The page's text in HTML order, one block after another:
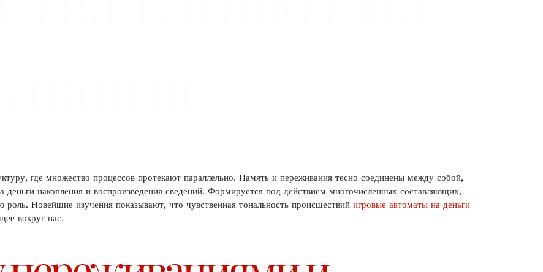
где множество процессов протекают параллельно. Память и переживания тесно соединены между собой,
деньги накопления и воспроизведения сведений. Формируется под действием многочисленных составляющих,
Новейшие изучения показывают, что чувственная тональность происшествий игровые автоматы на деньги
вокруг нас.